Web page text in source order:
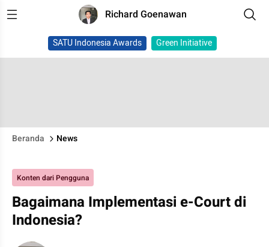
Richard Goenawan
SATU Indonesia Awards Green Initiative
Beranda News
Konten dari Pengguna
Bagaimana Implementasi e-Court di
Indonesia?